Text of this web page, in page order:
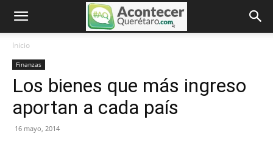
Inicio
Finanzas
Los bienes que más ingreso
aportan a cada país
16 mayo, 2014